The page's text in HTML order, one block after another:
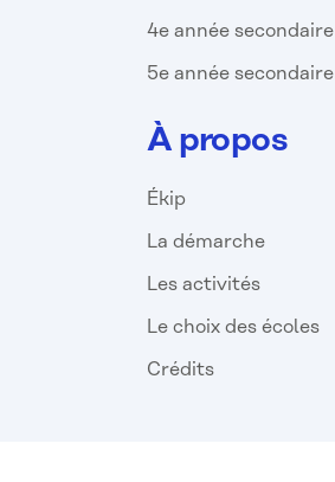
4e année secondaire
5e année secondaire
À propos
Ékip
La démarche
Les activités
Le choix des écoles
Crédits